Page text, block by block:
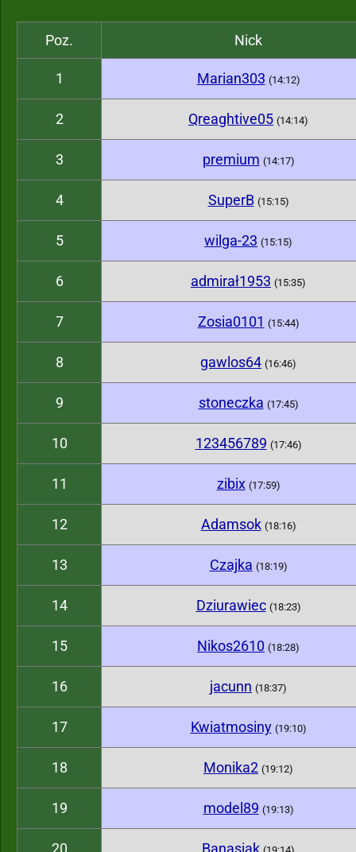
Poz. Nick
1 Marian303 (14:12)
2 Qreaghtive05 (14:14)
3 premium (14:17)
4 SuperB (15:15)
5 wilga-23 (15:15)
6 admirał1953 (15:35)
7 Zosia0101 (15:44)
8 gawlos64 (16:46)
9 stoneczka (17:45)
10 123456789 (17:46)
11 zibix (17:59)
12 Adamsok (18:16)
13 Czajka (18:19)
14 Dziurawiec (18:23)
15 Nikos2610 (18:28)
16 jacunn (18:37)
17 Kwiatmosiny (19:10)
18 Monika2 (19:12)
19 model89 (19:13)